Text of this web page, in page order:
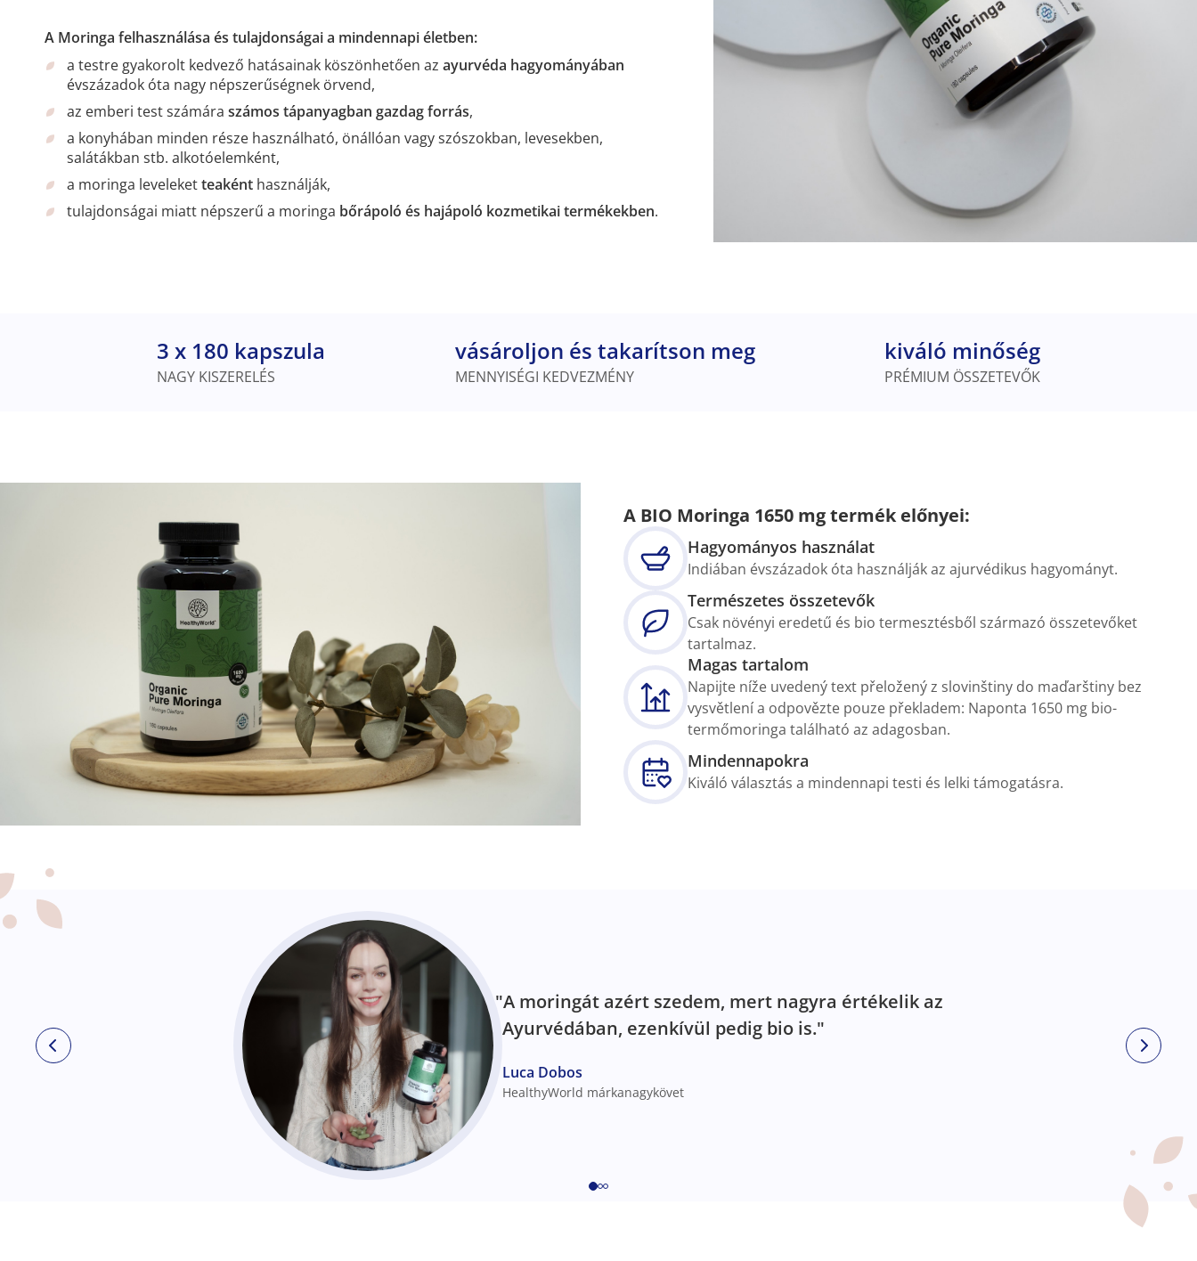
A Moringa felhasználása és tulajdonságai a mindennapi életben:
a testre gyakorolt kedvező hatásainak köszönhetően az ayurvéda hagyományában
évszázadok óta nagy népszerűségnek örvend,
az emberi test számára számos tápanyagban gazdag forrás,
a konyhában minden része használható, önállóan vagy szószokban, levesekben,
salátákban stb. alkotóelemként,
a moringa leveleketteaként használják,
tulajdonságai miatt népszerű a moringa bőrápoló és hajápoló kozmetikai termékekben.
3 x 180 kapszula
NAGY KISZERELÉS
vásároljon és takarítson meg
MENNYISÉGI KEDVEZMÉNY
kiváló minőség
PRÉMIUM ÖSSZETEVŐK
A BIO Moringa 1650 mg termék előnyei:
Hagyományos használat
Indiában évszázadok óta használják az ajurvédikus hagyományt.
Természetes összetevők
Csak növényi eredetű és bio termesztésből származó összetevőket
tartalmaz.
Magas tartalom
Napijte níže uvedený text přeložený z slovinštiny do maďarštiny bez
vysvětlení a odpovězte pouze překladem: Naponta 1650 mg bio-
termőmoringa található az adagosban.
Mindennapokra
Kiváló választás a mindennapi testi és lelki támogatásra.
"A moringát azért szedem, mert nagyra értékelik az
Ayurvédában, ezenkívül pedig bio is."
Luca Dobos
HealthyWorld márkanagykövet